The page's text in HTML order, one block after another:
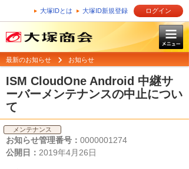
大塚IDとは 大塚ID新規登録 ログイン
最新のお知らせ お知らせ
ISM CloudOne Android 中継サ
ーバーメンテナンスの中止につい
て
メンテナンス
お知らせ管理番号： 0000001274
公開日： 2019年4月26日